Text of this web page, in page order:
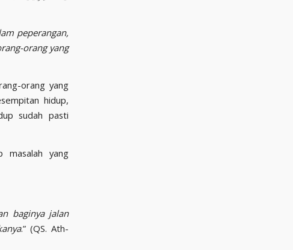
peperangan,
orang yang
orang yang
hidup,
sudah pasti
baginya jalan
.” (QS. Ath-